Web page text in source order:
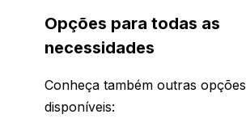
Opções para todas as
necessidades
Conheça também outras opções
disponíveis: